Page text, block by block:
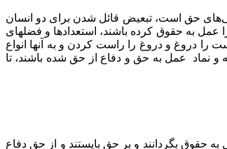
حق است، تبعیض قائل شدن برای دو انسان
به حقوق کرده باشند، استعدادها و فضلهای
را دروغ و دروغ را راست کردن و به
نها انواع
و نماد عمل به حق و دفاع از حق شده باشند، تا
حقوق بگردانند و بر حق بایستند و از حق دفاع